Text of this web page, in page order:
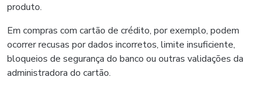
produto.
Em compras com cartão de crédito, por exemplo, podem
ocorrer recusas por dados incorretos, limite insuficiente,
bloqueios de segurança do banco ou outras validações da
administradora do cartão.